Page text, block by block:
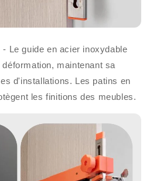
- Le guide en acier inoxydable
maintenant sa
d'installations. Les patins en
les finitions des meubles.